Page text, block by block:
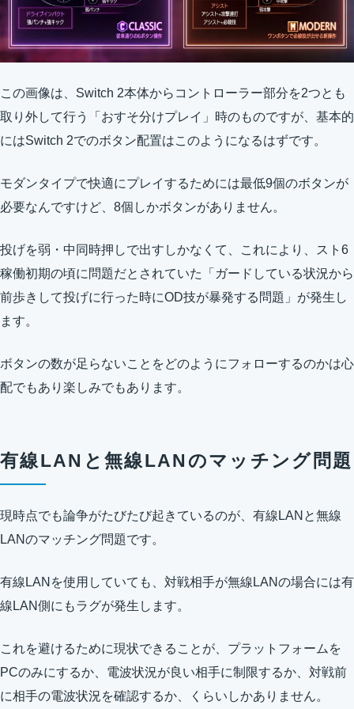
この画像は、Switch 2本体からコントローラー部分を2つとも
取り外して行う「おすそ分けプレイ」時のものですが、基本的
にはSwitch 2でのボタン配置はこのようになるはずです。
モダンタイプで快適にプレイするためには最低9個のボタンが
必要なんですけど、8個しかボタンがありません。
投げを弱・中同時押しで出すしかなくて、これにより、スト6
稼働初期の頃に問題だとされていた「ガードしている状況から
前歩きして投げに行った時にOD技が暴発する問題」が発生し
ます。
ボタンの数が足らないことをどのようにフォローするのかは心
配でもあり楽しみでもあります。
有線LANと無線LANのマッチング問題
現時点でも論争がたびたび起きているのが、有線LANと無線
LANのマッチング問題です。
有線LANを使用していても、対戦相手が無線LANの場合には有
線LAN側にもラグが発生します。
これを避けるために現状できることが、プラットフォームを
PCのみにするか、電波状況が良い相手に制限するか、対戦前
に相手の電波状況を確認するか、くらいしかありません。